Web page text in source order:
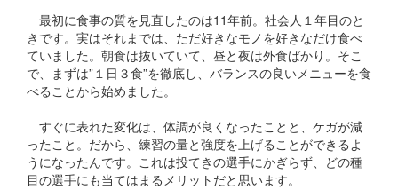
最初に食事の質を見直したのは11年前。社会人１年目のと
きです。実はそれまでは、ただ好きなモノを好きなだけ食べ
ていました。朝食は抜いていて、昼と夜は外食ばかり。そこ
で、まずは”１日３食”を徹底し、バランスの良いメニューを食
べることから始めました。
すぐに表れた変化は、体調が良くなったことと、ケガが減
ったこと。だから、練習の量と強度を上げることができるよ
うになったんです。これは投てきの選手にかぎらず、どの種
目の選手にも当てはまるメリットだと思います。